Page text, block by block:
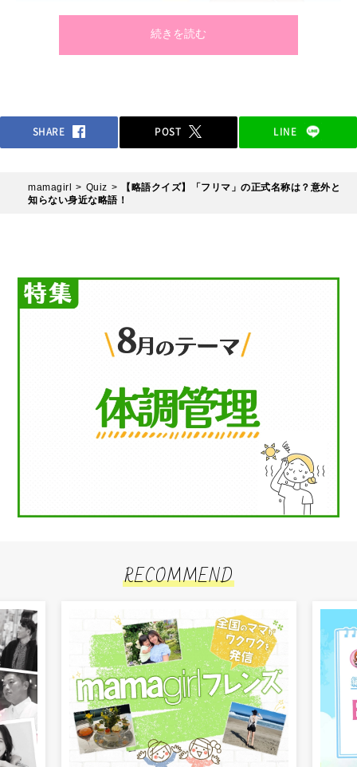
続きを読む
SHARE POST LINE
mamagirl Quiz
【略語クイズ】「フリマ」の正式名称は？意外と
知らない身近な略語！
RECOMMEND